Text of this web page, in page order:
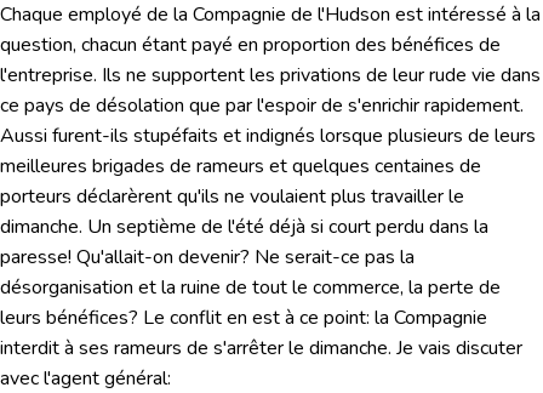
Chaque employé de la Compagnie de l'Hudson est intéressé à la
question, chacun étant payé en proportion des bénéfices de
l'entreprise. Ils ne supportent les privations de leur rude vie dans
ce pays de désolation que par l'espoir de s'enrichir rapidement.
Aussi furent-ils stupéfaits et indignés lorsque plusieurs de leurs
meilleures brigades de rameurs et quelques centaines de
porteurs déclarèrent qu'ils ne voulaient plus travailler le
dimanche. Un septième de l'été déjà si court perdu dans la
paresse! Qu'allait-on devenir? Ne serait-ce pas la
désorganisation et la ruine de tout le commerce, la perte de
leurs bénéfices? Le conflit en est à ce point: la Compagnie
interdit à ses rameurs de s'arrêter le dimanche. Je vais discuter
avec l'agent général: